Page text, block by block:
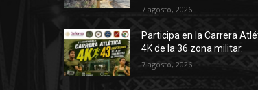
7 agosto, 2026
Participa en la Carrera
4K de la 36 zona militar.
7 agosto, 2026